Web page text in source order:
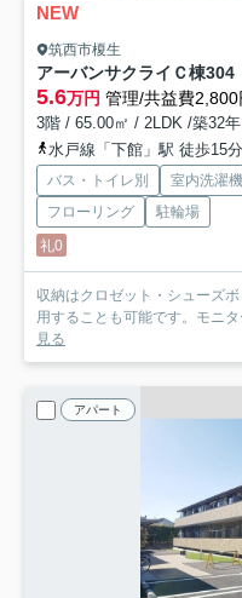
NEW
筑西市榎生
アーバンサクライＣ棟304
5.6万円 管理/共益費2,800
3階 / 65.00㎡ / 2LDK /築32年
水戸線「下館」駅 徒歩15分
バス・トイレ別 室内洗濯
フローリング
駐輪場
礼0
収納はクロゼット・シューズ
用することも可能です。モニ
見る
アパート